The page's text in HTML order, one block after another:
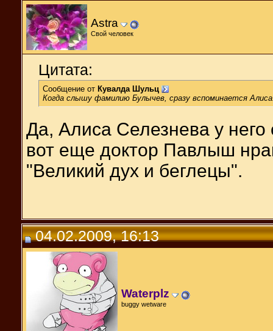
Astra
Свой человек
Цитата:
Сообщение от Кувалда Шульц
Когда слышу фамилию Булычев, сразу вспоминается
Да, Алиса Селезнева у
вот еще доктор Павлыш
"Великий дух и беглецы".
04.02.2009, 16:13
Waterplz
buggy wetware